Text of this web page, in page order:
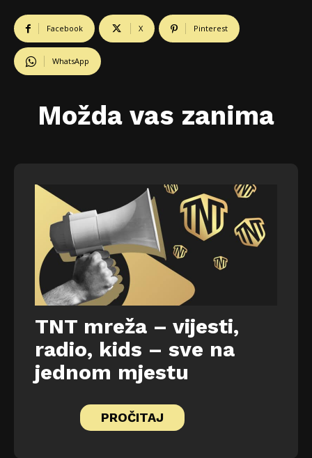
Facebook X Pinterest
WhatsApp
Možda vas zanima
TNT mreža – vijesti,
radio, kids – sve na
jednom mjestu
PROČITAJ